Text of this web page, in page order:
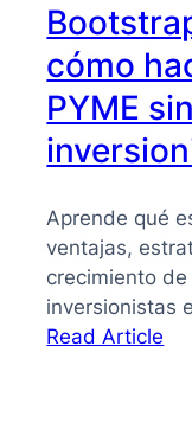
cómo
PYME
Aprende qué
ventajas,
crecimiento
inversionistas
Read Article